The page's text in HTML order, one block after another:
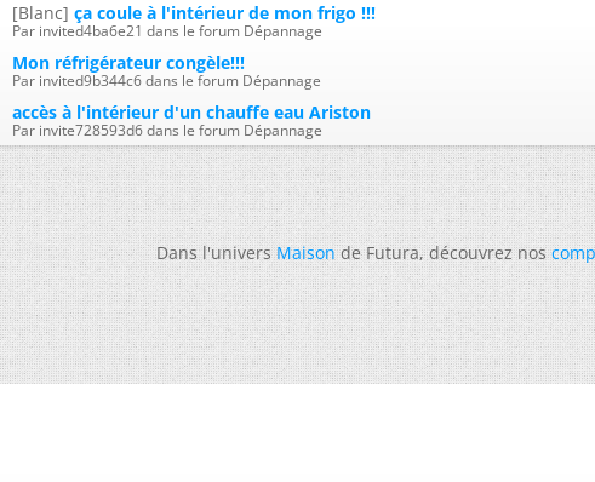
[Blanc] ça coule à l'intérieur de mon frigo !!!
Par invited4ba6e21 dans le forum Dépannage
Mon réfrigérateur congèle!!!
Par invited9b344c6 dans le forum Dépannage
accès à l'intérieur d'un chauffe eau Ariston
Par invite728593d6 dans le forum Dépannage
Dans l'universMaisonde Futura, découvrez nos